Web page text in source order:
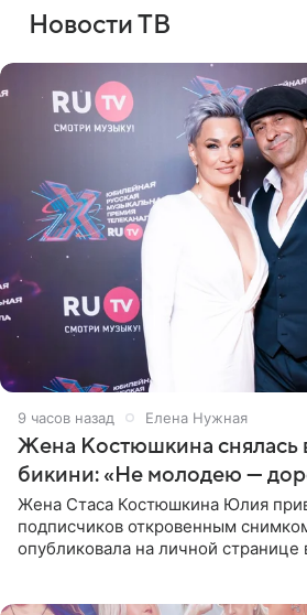
Новости ТВ
9 часов назад Елена Нужная
Жена Костюшкина снялась
бикини: «Не молодею —
Жена Стаса Костюшкина Юлия
подписчиков откровенным
опубликовала на личной странице